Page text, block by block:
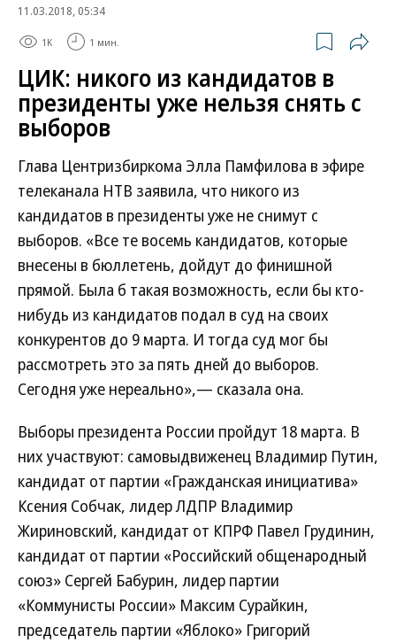
11.03.2018, 05:34
1K 1 мин.
ЦИК: никого из кандидатов в
президенты уже нельзя снять с
выборов
Глава Центризбиркома Элла Памфилова в эфире
телеканала НТВ заявила, что никого из
кандидатов в президенты уже не снимут с
выборов. «Все те восемь кандидатов, которые
внесены в бюллетень, дойдут до финишной
прямой. Была б такая возможность, если бы кто-
нибудь из кандидатов подал в суд на своих
конкурентов до 9 марта. И тогда суд мог бы
рассмотреть это за пять дней до выборов.
Сегодня уже нереально»,— сказала она.
Выборы президента России пройдут 18 марта. В
них участвуют: самовыдвиженец Владимир Путин,
кандидат от партии «Гражданская инициатива»
Ксения Собчак, лидер ЛДПР Владимир
Жириновский, кандидат от КПРФ Павел Грудинин,
кандидат от партии «Российский общенародный
союз» Сергей Бабурин, лидер партии
«Коммунисты России» Максим Сурайкин,
председатель партии «Яблоко» Григорий